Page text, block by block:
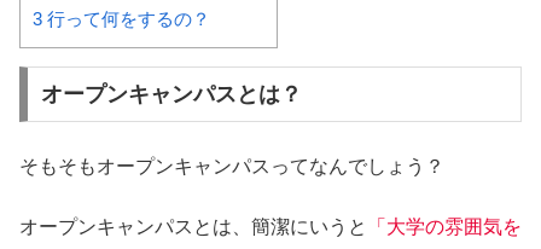
3 行って何をするの？
オープンキャンパスとは？
そもそもオープンキャンパスってなんでしょう？
オープンキャンパスとは、簡潔にいうと
「大学の雰囲気を